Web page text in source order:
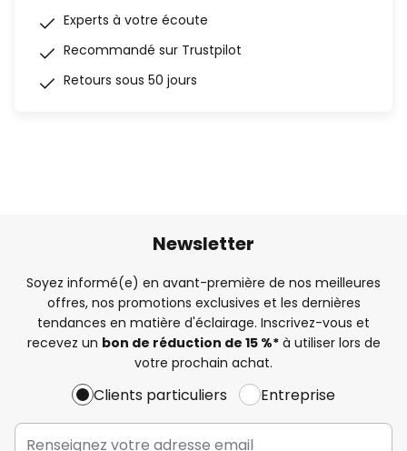
Experts à votre écoute
Recommandé sur Trustpilot
Retours sous 50 jours
Newsletter
Soyez informé(e) en avant-première de nos meilleures
offres, nos promotions exclusives et les dernières
tendances en matière d'éclairage. Inscrivez-vous et
recevez un bon de réduction de 15 %*à utiliser lors de
votre prochain achat.
Clients particuliers Entreprise